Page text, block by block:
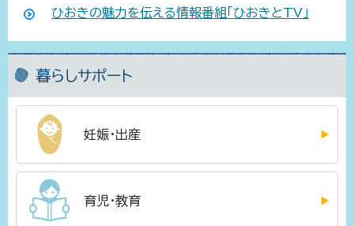
ひおきの魅力を伝える情報番組「ひおきとTV」
暮らしサポート
妊娠・出産
育児・教育